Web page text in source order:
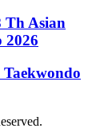
Th Asian
2026